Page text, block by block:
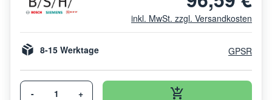
inkl. MwSt. zzgl. Versandkosten
8-15 Werktage GPSR
- +